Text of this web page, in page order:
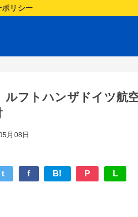
ポリシー
ルフトハンザドイツ航
月08日
t f B! P L